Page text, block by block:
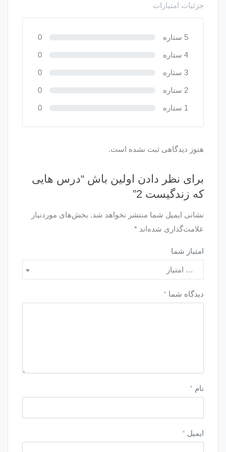
جزئیات امتیازات
5 ستاره 0
4 ستاره 0
3 ستاره 0
2 ستاره 0
1 ستاره 0
هنوز دیدگاهی ثبت نشده است.
برای نظر دادن اولین باش “درس هایی
که زندگیست 2”
نشانی ایمیل شما منتشر نخواهد شد. بخش‌های موردنیاز
علامت‌گذاری شده‌اند *
امتیاز شما
… امتیاز
دیدگاه شما *
نام *
ایمیل *